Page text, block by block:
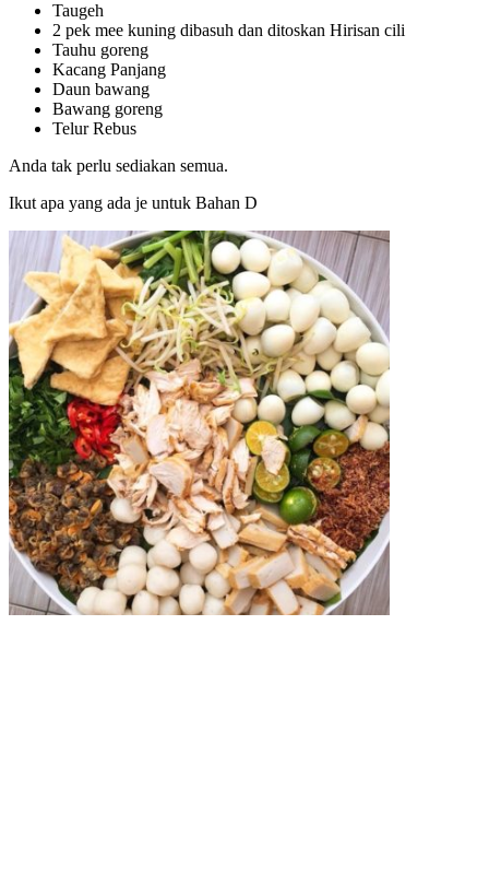
Taugeh
2 pek mee kuning dibasuh dan ditoskan Hirisan cili
Tauhu goreng
Kacang Panjang
Daun bawang
Bawang goreng
Telur Rebus
Anda tak perlu sediakan semua.
Ikut apa yang ada je untuk Bahan D